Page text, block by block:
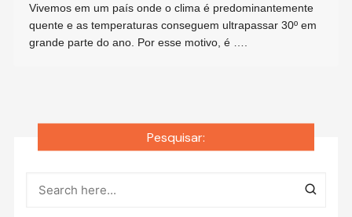
Vivemos em um país onde o clima é predominantemente
quente e as temperaturas conseguem ultrapassar 30º em
grande parte do ano. Por esse motivo, é ….
Pesquisar: